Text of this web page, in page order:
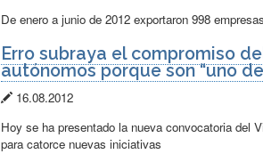
De enero a junio de 2012 exportaron 998
Erro subraya el compromiso
autónomos porque son “uno
Fecha
publicación:
16.08.2012
Hoy se ha presentado la nueva convocatoria del
para catorce nuevas iniciativas